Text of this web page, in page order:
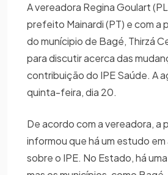
A vereadora Regina Goulart
prefeito Mainardi (PT) e com a
do munícipio de Bagé, Thirzá
para discutir acerca das
contribuição do IPE Saúde. A
quinta-feira, dia 20.
De acordo com a vereadora, a
informou que há um estudo
sobre o IPE. No Estado, há